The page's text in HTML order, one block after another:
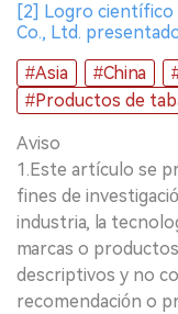
[2] Logro científico
Co., Ltd.
#Asia
#China
#Productos de
Aviso
1.Este artículo se
fines de
industria, la
marcas o
descriptivos y no
recomendación o